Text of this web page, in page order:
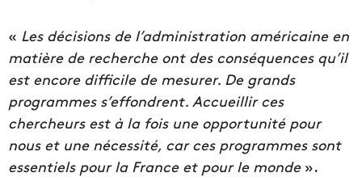
« Les décisions de l’administration américaine en
matière de recherche ont des conséquences qu’il
est encore difficile de mesurer. De grands
programmes s’effondrent. Accueillir ces
chercheurs est à la fois une opportunité pour
nous et une nécessité, car ces programmes sont
essentiels pour la France et pour le monde».